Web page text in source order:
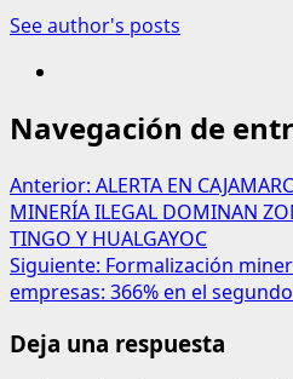
See author's posts
Navegación de
Anterior: ALERTA EN
MINERÍA ILEGAL DOMINAN
TINGO Y HUALGAYOC
Siguiente: Formalización
empresas: 366% en el
Deja una respuesta